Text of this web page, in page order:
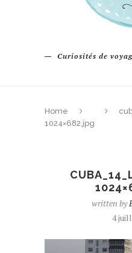
Curiosités de
Home
1024×682.jpg
written by
4